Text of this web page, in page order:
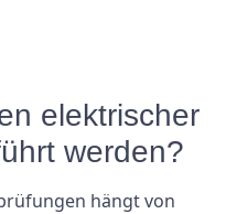
elektrischer
werden?
hängt von